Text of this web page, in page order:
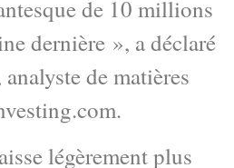
de 10 millions
dernière », a déclaré
de matières
légèrement plus